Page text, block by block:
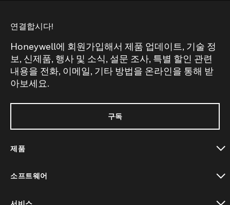
연결합시다!
Honeywell에 회원가입해서 제품 업데이트, 기술 정
보, 신제품, 행사 및 소식, 설문 조사, 특별 할인 관련
내용을 전화, 이메일, 기타 방법을 온라인을 통해 받
아보세요.
구독
제품
소프트웨어
서비스